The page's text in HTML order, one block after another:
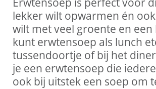
lekker wilt opwarmen én
wilt met veel groente en
kunt erwtensoep als lunch
tussendoortje of bij het
je een erwtensoep die
ook bij uitstek een soep om